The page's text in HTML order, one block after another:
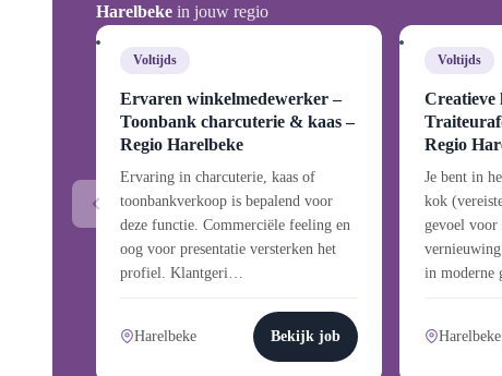
Harelbeke in jouw regio
Voltijds
Ervaren winkelmedewerker –
Toonbank charcuterie & kaas –
Regio Harelbeke
Ervaring in charcuterie, kaas of
toonbankverkoop is bepalend voor
deze functie. Commerciële feeling en
oog voor presentatie versterken het
profiel. Klantgeri…
Harelbeke Bekijk job
Voltijds
Creatieve
Regio
Je bent in
kok
gevoel voor
in moderne
Harelbeke